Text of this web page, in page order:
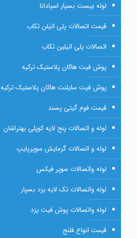
لوله بیست بسپار اسپادانا
قیمت اتصالات پلی اتیلن تکاب
اتصالات پلی اتیلین تکاب
پوش فیت هاکان پلاستیک ترکیه
پوش فیت سایلنت هاکان پلاستیک ترکیه
قیمت فوم گیتی پسند
لوله و اتصالات پنج لایه کوپلی بهتراشان
لوله و اتصالات گرمایش سوپرپایپ
لوله واتصالات سوپر فیکس
لوله واتصالات تک لایه یزد بسپار
لوله واتصالات پوش فیت یزد
قیمت انواع فلنج